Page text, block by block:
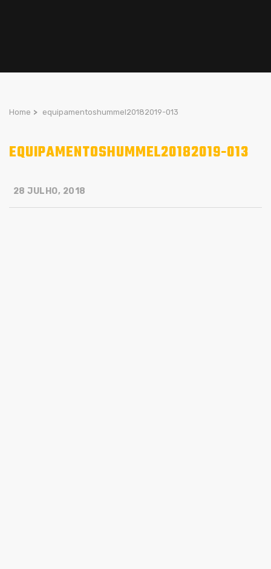
Home > equipamentoshummel20182019-013
EQUIPAMENTOSHUMMEL20182019-013
28 JULHO, 2018